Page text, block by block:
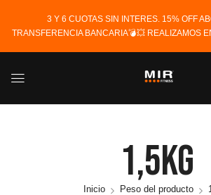
3 Y 6 CUOTAS SIN INTERES. 15% OFF
TRANSFERENCIA BANCARIA💣💥 REALIZAMOS
1,5kg
Inicio Peso del producto